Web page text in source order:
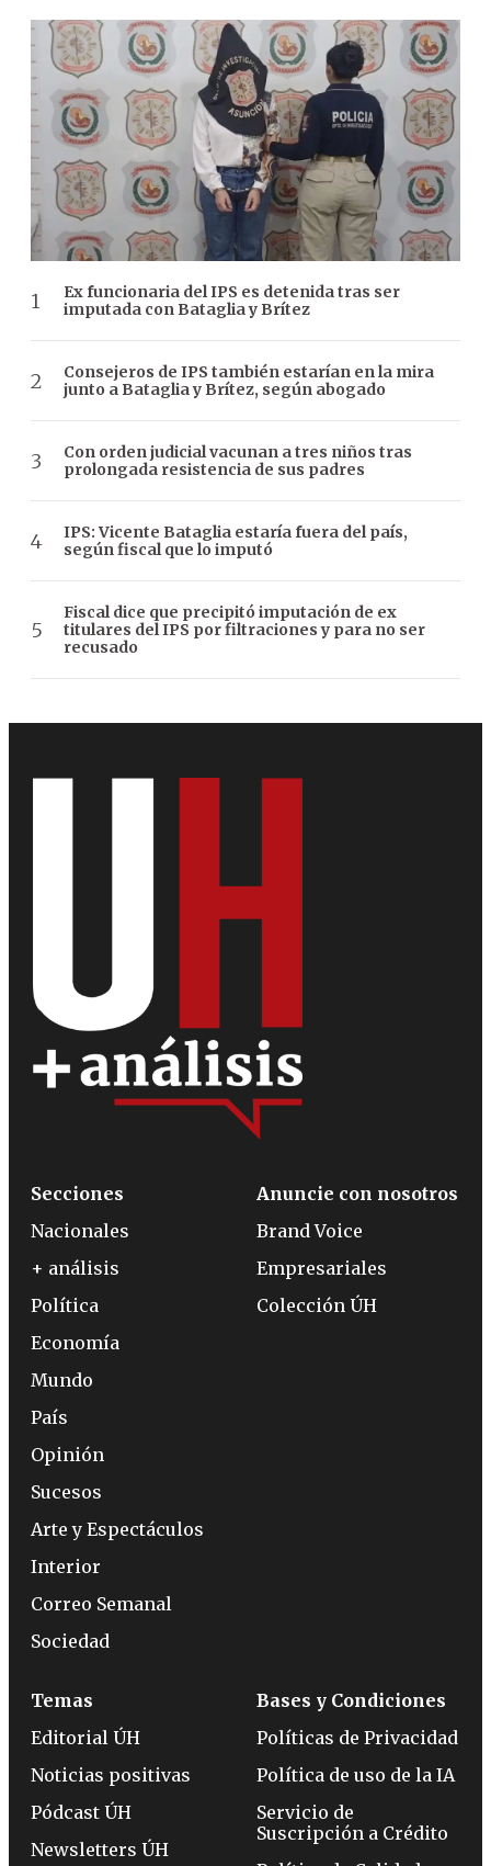
Ex funcionaria del IPS es detenida tras ser
imputada con Bataglia y Brítez
Consejeros de IPS también estarían en la mira
junto a Bataglia y Brítez, según abogado
Con orden judicial vacunan a tres niños tras
prolongada resistencia de sus padres
IPS: Vicente Bataglia estaría fuera del país,
según fiscal que lo imputó
Fiscal dice que precipitó imputación de ex
titulares del IPS por filtraciones y para no ser
recusado
Secciones
Nacionales
+ análisis
Política
Economía
Mundo
País
Opinión
Sucesos
Arte y Espectáculos
Interior
Correo Semanal
Sociedad
Anuncie con nosotros
Brand Voice
Empresariales
Colección ÚH
Temas
Editorial ÚH
Noticias positivas
Pódcast ÚH
Newsletters ÚH
Bases y Condiciones
Políticas de Privacidad
Política de uso de la IA
Servicio de
Suscripción a Crédito